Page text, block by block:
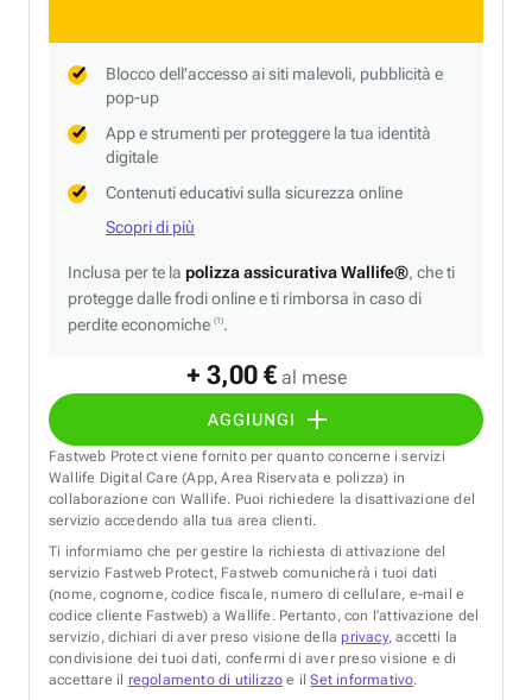
+ 3,00 € al mese
AGGIUNGI
Blocco dell'accesso ai siti malevoli, pubblicità e
pop-up
App e strumenti per proteggere la tua identità
digitale
Contenuti educativi sulla sicurezza online
Scopri di più
Inclusa per te la polizza assicurativa Wallife®, che ti
protegge dalle frodi online e ti rimborsa in caso di
perdite economiche (1).
Fastweb Protect viene fornito per quanto concerne i servizi
Wallife Digital Care (App, Area Riservata e polizza) in
collaborazione con Wallife. Puoi richiedere la disattivazione del
servizio accedendo alla tua area clienti.
Ti informiamo che per gestire la richiesta di attivazione del
servizio Fastweb Protect, Fastweb comunicherà i tuoi dati
(nome, cognome, codice fiscale, numero di cellulare, e-mail e
codice cliente Fastweb) a Wallife. Pertanto, con l’attivazione del
servizio, dichiari di aver preso visione della privacy, accetti la
condivisione dei tuoi dati, confermi di aver preso visione e di
accettare il regolamento di utilizzo e ilSet informativo.